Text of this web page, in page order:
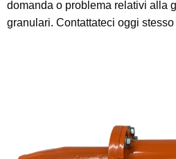
domanda o problema relativi alla
granulari. Contattateci oggi